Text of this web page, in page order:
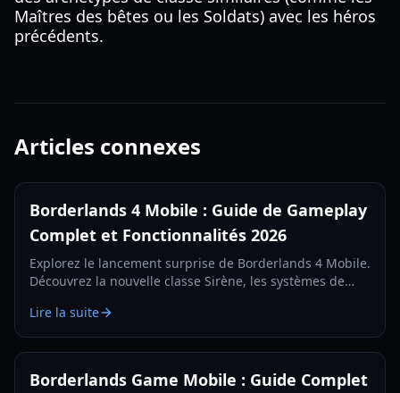
Maîtres des bêtes ou les Soldats) avec les héros
précédents.
Articles connexes
Borderlands 4 Mobile : Guide de Gameplay
Complet et Fonctionnalités 2026
Explorez le lancement surprise de Borderlands 4 Mobile.
Découvrez la nouvelle classe Sirène, les systèmes de
requises dans notre guide complet de 2026.
Lire la suite
Borderlands Game Mobile : Guide Complet